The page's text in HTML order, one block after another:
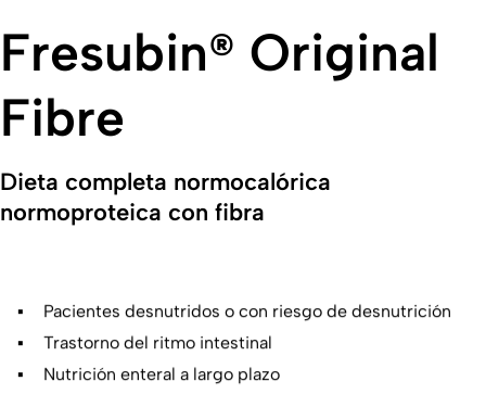
Fresubin® Original
Fibre
Dieta completa normocalórica
normoproteica con fibra
Pacientes desnutridos o con riesgo de desnutrición
Trastorno del ritmo intestinal
Nutrición enteral a largo plazo